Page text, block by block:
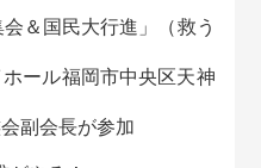
＆国民大行進」（救う
ール福岡市中央区天神
副会長が参加